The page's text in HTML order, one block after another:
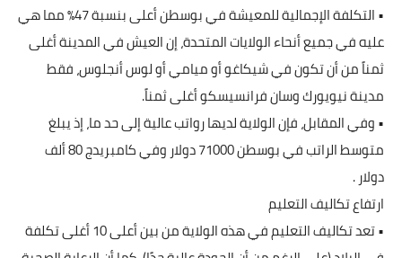
• التكلفة الإجمالية للمعيشة في بوسطن أعلى بنسبة 47٪ مما هي
عليه في جميع أنحاء الولايات المتحدة، إن العيش في المدينة أغلى
ثمناً من أن تكون في شيكاغو أو ميامي أو لوس أنجلوس، فقط
مدينة نيويورك وسان فرانسيسكو أغلى ثمناً.
• وفي المقابل، فإن الولاية لديها رواتب عالية إلى حد ما، إذ يبلغ
متوسط الراتب في بوسطن 71000 دولار وفي كامبريدج 80 ألف
دولار .
ارتفاع تكاليف التعليم
• تعد تكاليف التعليم في هذه الولاية من بين أعلى 10 أغلى تكلفة